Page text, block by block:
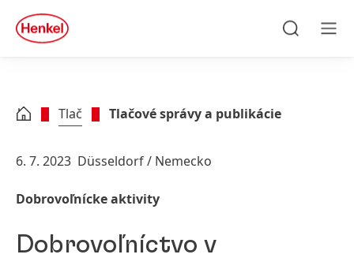
Skip to footer
quick
search
Tlač Tlačové správy a publikácie
6. 7. 2023 Düsseldorf / Nemecko
Dobrovoľnícke aktivity
Dobrovoľníctvo v